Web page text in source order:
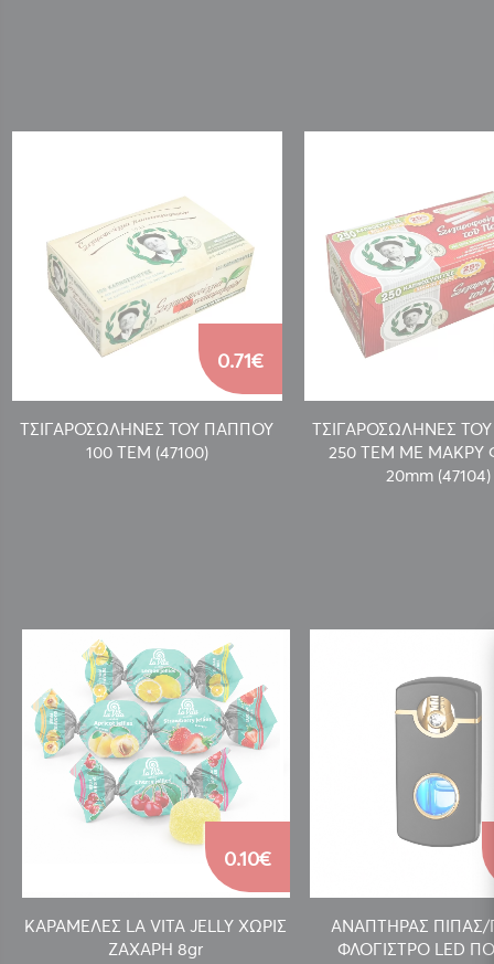
ΤΣΙΓΑΡΟΣΩΛΗΝΕΣ ΤΟΥ ΠΑΠΠΟΥ
100 ΤΕΜ (47100)
0.71€
ΤΣΙΓΑΡΟΣΩΛΗΝΕΣ
250 TEM ΜΕ ΜΑΚΡΥ
20mm (47104)
ΚΑΡΑΜΕΛΕΣ LA VITA JELLY ΧΩΡΙΣ
ΖΑΧΑΡΗ 8gr
0.10€
ΑΝΑΠΤΗΡΑΣ ΠΙΠΑΣ/
ΦΛΟΓΙΣΤΡΟ LED